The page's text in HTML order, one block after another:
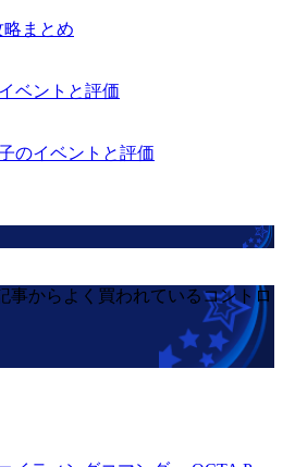
略まとめ
ベントと評価
のイベントと評価
事からよく買われているコントロ